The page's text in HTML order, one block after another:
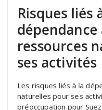
Risques liés
dépendance
ressources
ses activités
Les risques liés à la
naturelles pour ses
préoccupation pour